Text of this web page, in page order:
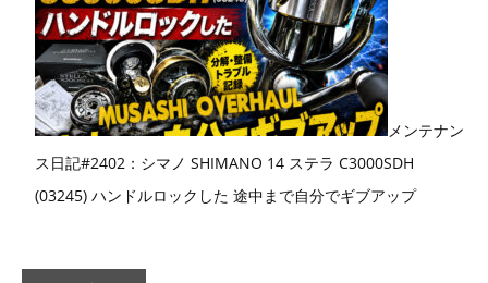
メンテナン
ス日記#2402：シマノ SHIMANO 14 ステラ C3000SDH
(03245) ハンドルロックした 途中まで自分でギブアップ